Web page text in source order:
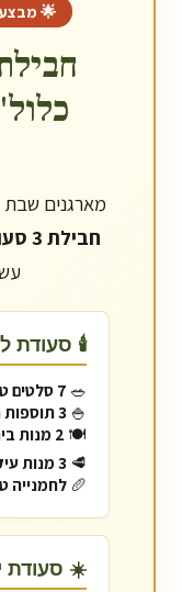
🌟
מארגנים שבת
חבילת 3 סעודות השבת המלאה
🕯️ סעודת
🥗 7 סלטים טריים
🍚 3 תוספות חמות
🍽️ 2 מנות ביניים
🥩 3 מנות עיקריות
🥖 לחמנייה
☀️ סעודת